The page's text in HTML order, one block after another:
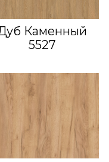
Каменный
5527